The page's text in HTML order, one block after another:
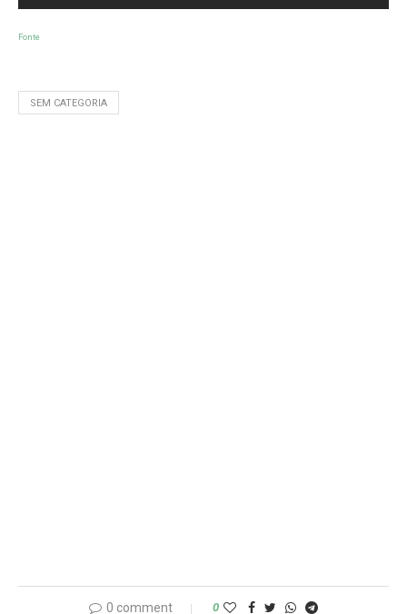
Fonte
SEM CATEGORIA
0 comment 0